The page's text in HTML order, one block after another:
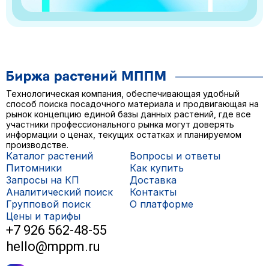
Технологическая компания, обеспечивающая удобный
способ поиска посадочного материала и продвигающая на
рынок концепцию единой базы данных растений, где все
участники профессионального рынка могут доверять
информации о ценах, текущих остатках и планируемом
производстве.
Каталог растений
Питомники
Запросы на КП
Аналитический поиск
Групповой поиск
Цены и тарифы
Вопросы и ответы
Как купить
Доставка
Контакты
О платформе
+7 926 562-48-55
hello@mppm.ru